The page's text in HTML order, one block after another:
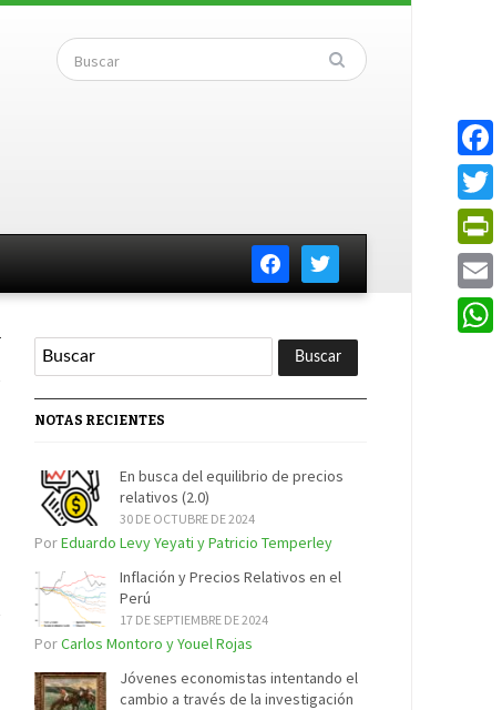
facebooktwitter
NOTAS RECIENTES
En busca del equilibrio de precios
relativos (2.0)
30 DE OCTUBRE DE 2024
PorEduardo Levy Yeyati y Patricio Temperley
Inflación y Precios Relativos en el
Perú
17 DE SEPTIEMBRE DE 2024
PorCarlos Montoro y Youel Rojas
Jóvenes economistas intentando el
cambio a través de la investigación
Email